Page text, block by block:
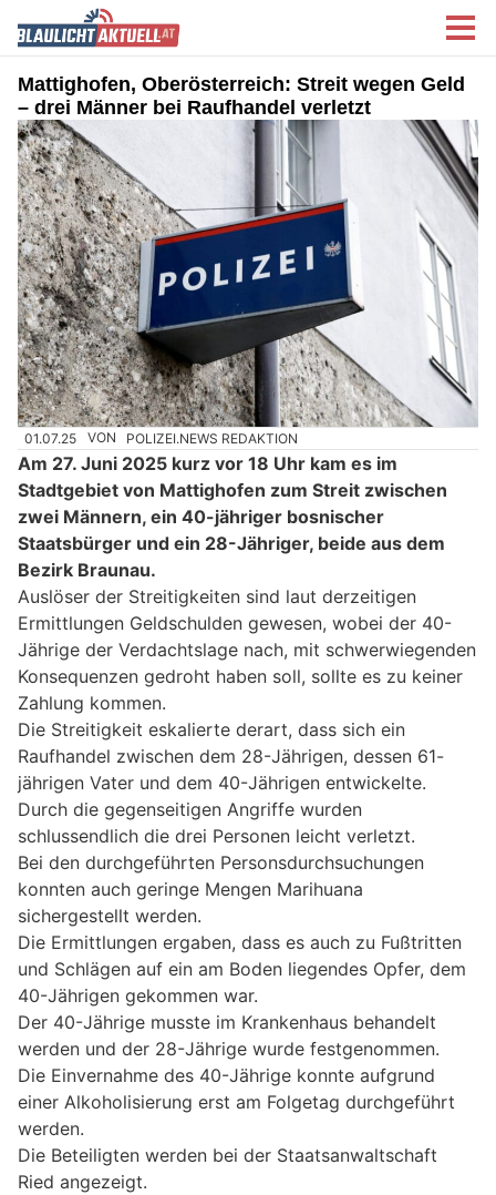
Mattighofen, Oberösterreich: Streit wegen Geld
– drei Männer bei Raufhandel verletzt
01.07.25 VON POLIZEI.NEWS REDAKTION
Am 27. Juni 2025 kurz vor 18 Uhr kam es im
Stadtgebiet von Mattighofen zum Streit zwischen
zwei Männern, ein 40-jähriger bosnischer
Staatsbürger und ein 28-Jähriger, beide aus dem
Bezirk Braunau.
Auslöser der Streitigkeiten sind laut derzeitigen
Ermittlungen Geldschulden gewesen, wobei der 40-
Jährige der Verdachtslage nach, mit schwerwiegenden
Konsequenzen gedroht haben soll, sollte es zu keiner
Zahlung kommen.
Die Streitigkeit eskalierte derart, dass sich ein
Raufhandel zwischen dem 28-Jährigen, dessen 61-
jährigen Vater und dem 40-Jährigen entwickelte.
Durch die gegenseitigen Angriffe wurden
schlussendlich die drei Personen leicht verletzt.
Bei den durchgeführten Personsdurchsuchungen
konnten auch geringe Mengen Marihuana
sichergestellt werden.
Die Ermittlungen ergaben, dass es auch zu Fußtritten
und Schlägen auf ein am Boden liegendes Opfer, dem
40-Jährigen gekommen war.
Der 40-Jährige musste im Krankenhaus behandelt
werden und der 28-Jährige wurde festgenommen.
Die Einvernahme des 40-Jährige konnte aufgrund
einer Alkoholisierung erst am Folgetag durchgeführt
werden.
Die Beteiligten werden bei der Staatsanwaltschaft
Ried angezeigt.